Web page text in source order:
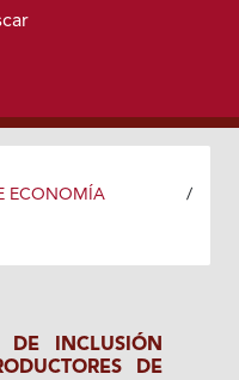
ECONOMÍA
/
DE INCLUSIÓN
DE